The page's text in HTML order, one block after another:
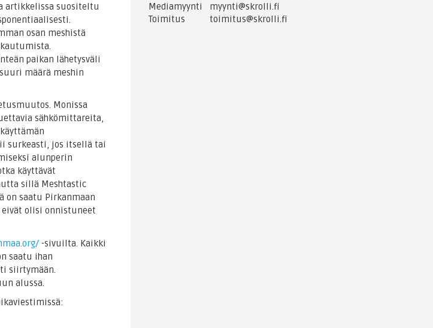
artikkelissa suositeltu
osan meshistä
paikan lähetysväli
määrä meshin
Monissa
sähkömittareita,
surkeasti, jos itsellä tai
alunperin
käyttävät
sillä Meshtastic
on saatu Pirkanmaan
eivät olisi onnistuneet
-sivuilta. Kaikki
saatu ihan
siirtymään.
alussa.
Mediamyynti
myynti@skrolli.fi
Toimitus
toimitus@skrolli.fi